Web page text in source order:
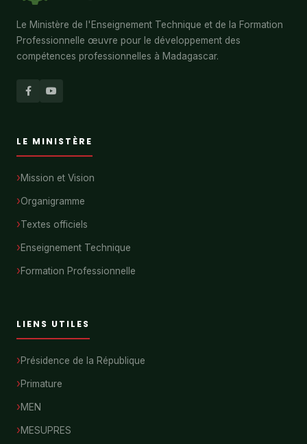
Le Ministère de l'Enseignement Technique et de la Formation
Professionnelle œuvre pour le développement des
compétences professionnelles à Madagascar.
LE MINISTÈRE
Mission et Vision
Organigramme
Textes officiels
Enseignement Technique
Formation Professionnelle
LIENS UTILES
Présidence de la République
Primature
MEN
MESUPRES